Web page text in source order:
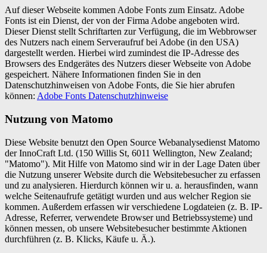
Auf dieser Webseite kommen Adobe Fonts zum Einsatz. Adobe
Fonts ist ein Dienst, der von der Firma Adobe angeboten wird.
Dieser Dienst stellt Schriftarten zur Verfügung, die im Webbrowser
des Nutzers nach einem Serveraufruf bei Adobe (in den USA)
dargestellt werden. Hierbei wird zumindest die IP-Adresse des
Browsers des Endgerätes des Nutzers dieser Webseite von Adobe
gespeichert. Nähere Informationen finden Sie in den
Datenschutzhinweisen von Adobe Fonts, die Sie hier abrufen
können: Adobe Fonts Datenschutzhinweise
Nutzung von Matomo
Diese Website benutzt den Open Source Webanalysedienst Matomo
der InnoCraft Ltd. (150 Willis St, 6011 Wellington, New Zealand;
"Matomo"). Mit Hilfe von Matomo sind wir in der Lage Daten über
die Nutzung unserer Website durch die Websitebesucher zu erfassen
und zu analysieren. Hierdurch können wir u. a. herausfinden, wann
welche Seitenaufrufe getätigt wurden und aus welcher Region sie
kommen. Außerdem erfassen wir verschiedene Logdateien (z. B. IP-
Adresse, Referrer, verwendete Browser und Betriebssysteme) und
können messen, ob unsere Websitebesucher bestimmte Aktionen
durchführen (z. B. Klicks, Käufe u. Ä.).